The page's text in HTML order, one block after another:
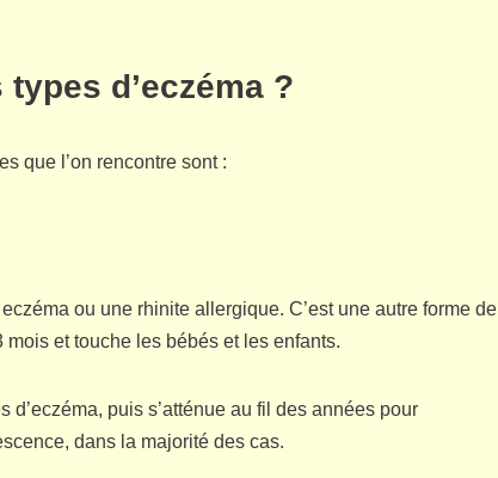
d’eczéma ?
que l’on rencontre sont :
ou une rhinite allergique. C’est une autre forme de
et touche les bébés et les enfants.
puis s’atténue au fil des années pour
dans la majorité des cas.